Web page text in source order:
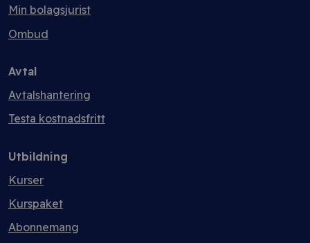
Min bolagsjurist
Ombud
Avtal
Avtalshantering
Testa kostnadsfritt
Utbildning
Kurser
Kurspaket
Abonnemang